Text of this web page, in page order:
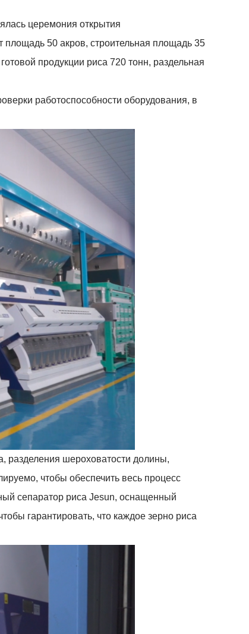
церемония открытия
площадь 50 акров, строительная площадь 35
продукции риса 720 тонн, раздельная
работоспособности оборудования, в
разделения шероховатости долины,
чтобы обеспечить весь процесс
сепаратор риса Jesun, оснащенный
гарантировать, что каждое зерно риса